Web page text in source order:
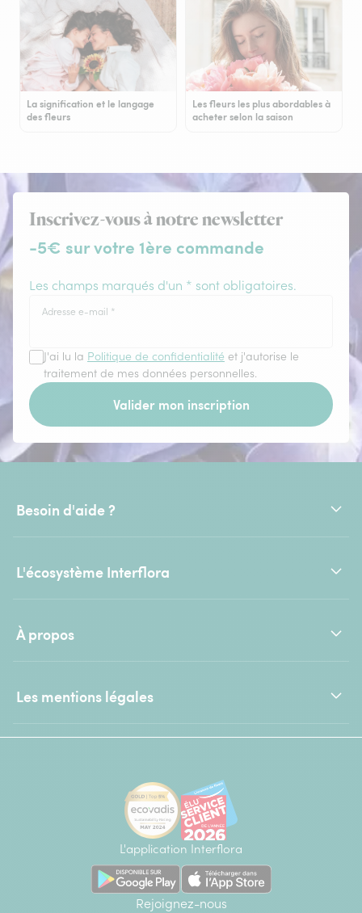
La signification et le langage
des fleurs
Les fleurs les plus abordables à
acheter selon la saison
Inscrivez-vous à notre newsletter
-5€ sur votre 1ère commande
Les champs marqués d'un * sont obligatoires.
Adresse e-mail *
J'ai lu la Politique de confidentialité et j'autorise le
traitement de mes données personnelles.
Valider mon inscription
Besoin d'aide ?
L'écosystème Interflora
À propos
Les mentions légales
L'application Interflora
Rejoignez-nous